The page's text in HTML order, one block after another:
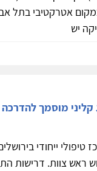
אטרקטיבי בתל
יש
קליני מוסמך
טיפולי ייחודי
ראש צוות. דרישות